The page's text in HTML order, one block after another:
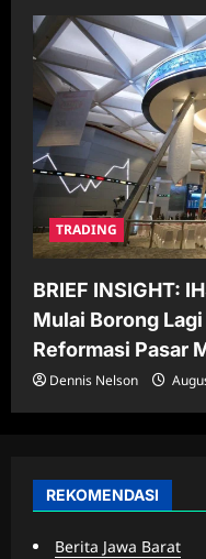
TRADING
BRIEF INSIGHT:
Mulai Borong
Reformasi Pasar
Dennis Nelson
REKOMENDASI
Berita Jawa Barat